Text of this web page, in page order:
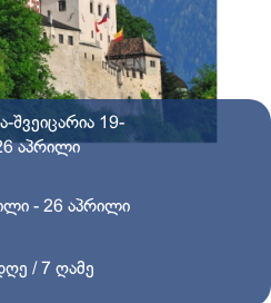
შვეიცარია 19-
აპრილი
- 26 აპრილი
/ 7 ღამე